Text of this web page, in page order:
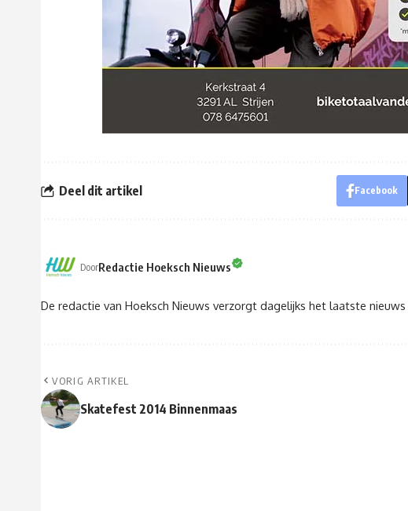
Deel dit artikel Facebook
DoorRedactie Hoeksch Nieuws
De redactie van Hoeksch Nieuws verzorgt dagelijks het laatste
VORIG ARTIKEL
Skatefest 2014 Binnenmaas